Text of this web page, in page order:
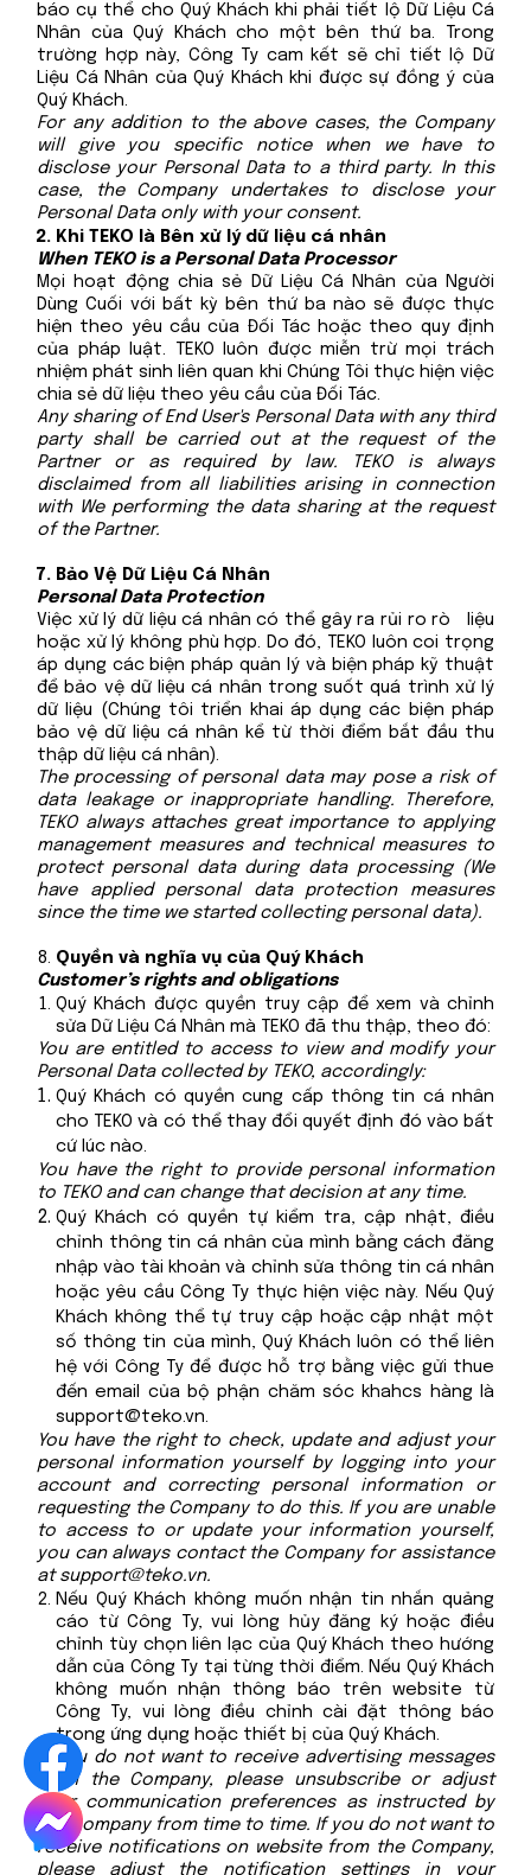
báo cụ thể cho Quý Khách khi phải tiết lộ Dữ Liệu Cá
Nhân của Quý Khách cho một bên thứ ba. Trong
trường hợp này, Công Ty cam kết sẽ chỉ tiết lộ Dữ
Liệu Cá Nhân của Quý Khách khi được sự đồng ý của
Quý Khách.
For any addition to the above cases, the Company
will give you specific notice when we have to
disclose your Personal Data to a third party. In this
case, the Company undertakes to disclose your
Personal Data only with your consent.
Khi TEKO là Bên xử lý dữ liệu cá nhân
When TEKO is a Personal Data Processor
Mọi hoạt động chia sẻ Dữ Liệu Cá Nhân của Người
Dùng Cuối với bất kỳ bên thứ ba nào sẽ được thực
hiện theo yêu cầu của Đối Tác hoặc theo quy định
của pháp luật. TEKO luôn được miễn trừ mọi trách
nhiệm phát sinh liên quan khi Chúng Tôi thực hiện việc
chia sẻ dữ liệu theo yêu cầu của Đối Tác.
Any sharing of End User's Personal Data with any third
party shall be carried out at the request of the
Partner or as required by law. TEKO is always
disclaimed from all liabilities arising in connection
with We performing the data sharing at the request
of the Partner.
Bảo Vệ Dữ Liệu Cá Nhân
Personal Data Protection
Việc xử lý dữ liệu cá nhân có thể gây ra rủi ro rò liệu
hoặc xử lý không phù hợp. Do đó, TEKO luôn coi trọng
áp dụng các biện pháp quản lý và biện pháp kỹ thuật
để bảo vệ dữ liệu cá nhân trong suốt quá trình xử lý
dữ liệu (Chúng tôi triển khai áp dụng các biện pháp
bảo vệ dữ liệu cá nhân kể từ thời điểm bắt đầu thu
thập dữ liệu cá nhân).
The processing of personal data may pose a risk of
data leakage or inappropriate handling. Therefore,
TEKO always attaches great importance to applying
management measures and technical measures to
protect personal data during data processing (We
have applied personal data protection measures
since the time we started collecting personal data).
Quyền và nghĩa vụ của Quý Khách
Customer’s rights and obligations
Quý Khách được quyền truy cập để xem và chỉnh
sửa Dữ Liệu Cá Nhân mà TEKO đã thu thập, theo đó:
You are entitled to access to view and modify your
Personal Data collected by TEKO, accordingly:
Quý Khách có quyền cung cấp thông tin cá nhân
cho TEKO và có thể thay đổi quyết định đó vào bất
cứ lúc nào.
You have the right to provide personal information
to TEKO and can change that decision at any time.
Quý Khách có quyền tự kiểm tra, cập nhật, điều
chỉnh thông tin cá nhân của mình bằng cách đăng
nhập vào tài khoản và chỉnh sửa thông tin cá nhân
hoặc yêu cầu Công Ty thực hiện việc này. Nếu Quý
Khách không thể tự truy cập hoặc cập nhật một
số thông tin của mình, Quý Khách luôn có thể liên
hệ với Công Ty để được hỗ trợ bằng việc gửi thue
đến email của bộ phận chăm sóc khahcs hàng là
support@teko.vn.
You have the right to check, update and adjust your
personal information yourself by logging into your
account and correcting personal information or
requesting the Company to do this. If you are unable
to access to or update your information yourself,
you can always contact the Company for assistance
at support@teko.vn.
Nếu Quý Khách không muốn nhận tin nhắn quảng
cáo từ Công Ty, vui lòng hủy đăng ký hoặc điều
chỉnh tùy chọn liên lạc của Quý Khách theo hướng
dẫn của Công Ty tại từng thời điểm. Nếu Quý Khách
không muốn nhận thông báo trên website từ
Công Ty, vui lòng điều chỉnh cài đặt thông báo
trong ứng dụng hoặc thiết bị của Quý Khách.
If you do not want to receive advertising messages
from the Company, please unsubscribe or adjust
your communication preferences as instructed by
the Company from time to time. If you do not want to
receive notifications on website from the Company,
please adjust the notification settings in your